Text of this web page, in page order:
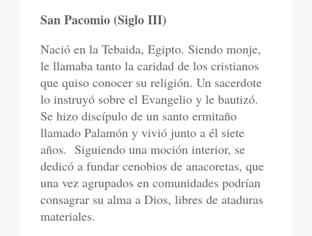
San Pacomio (Siglo III)
Nació en la Tebaida, Egipto. Siendo monje,
le llamaba tanto la caridad de los cristianos
que quiso conocer su religión. Un sacerdote
lo instruyó sobre el Evangelio y le bautizó.
Se hizo discípulo de un santo ermitaño
llamado Palamón y vivió junto a él siete
años. Siguiendo una moción interior, se
dedicó a fundar cenobios de anacoretas, que
una vez agrupados en comunidades podrían
consagrar su alma a Dios, libres de ataduras
materiales.